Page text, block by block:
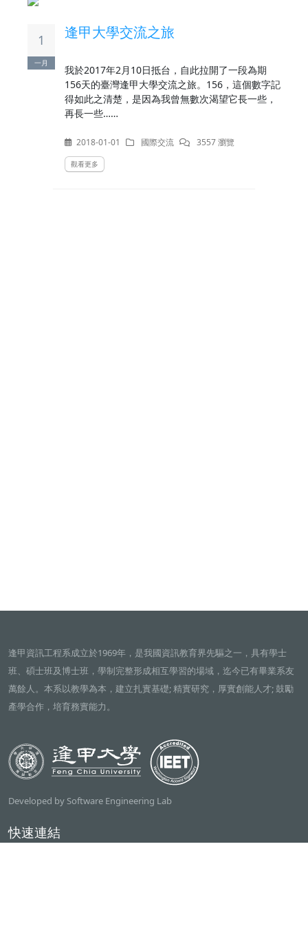
1
一月
逢甲大學交流之旅
我於2017年2月10日抵台，自此拉開了一段為期
156天的臺灣逢甲大學交流之旅。156，這個數字記
得如此之清楚，是因為我曾無數次渴望它長一些，
再長一些……
2018-01-01 國際交流 3557 瀏覽
觀看更多
逢甲資訊工程系成立於1969年，是我國資訊教育界先驅之一，具有學士
班、碩士班及博士班，學制完整形成相互學習的場域，迄今已有畢業系友
萬餘人。本系以教學為本，建立扎實基礎; 精實研究，厚實創能人才; 鼓勵
產學合作，培育務實能力。
Developed by Software Engineering Lab
快速連結